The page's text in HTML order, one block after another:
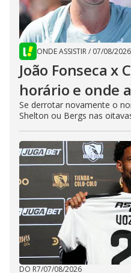
ONDE ASSISTIR/ 07/08/2026
João Fonseca x
horário e onde
Se derrotar novamente o
Shelton ou Bergs nas
DO R7/07/08/2026